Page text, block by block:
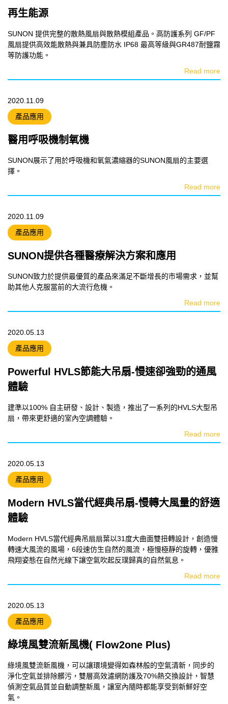
再生能源
SUNON 提供完整的散熱風扇與散熱模組產品。高防護系列 GF/PF
風扇提供高效能散熱與兼具防塵防水 IP68 最高等級與GR487耐鹽霧
等防護功能。
Read more
2020.11.09
產品應用
醫用呼吸機制氧機
SUNON展示了用於呼吸機和氧氣濃縮器的SUNON風扇的主要選
擇。
Read more
2020.11.09
產品應用
SUNON提供各種醫療解決方案和應用
SUNON致力於提供最優質的產品來滿足不斷增長的市場需求，並幫
助其他人克服當前的大流行危機。
Read more
2020.05.13
產品應用
Powerful HVLS節能大吊扇-慢速卻強勁的通風
體驗
建準以100% 自主研發、設計、製造，推出了一系列的HVLS大型吊
扇，帶來更舒適的室內空調體驗。
Read more
2020.05.13
產品應用
Modern HVLS當代經典吊扇-慢轉大風量的舒適
體驗
Modern HVLS當代經典吊扇扇葉以31度大曲面雙扭轉設計，創造慢
轉速大風流的風場，6段速仿生自然的風流，極慢極靜的旋轉，優雅
飛翔姿態在自然光線下讓空氣吹起反璞歸真的自然氣息。
Read more
2020.05.13
產品應用
綠境風雙流新風機( Flow2one Plus)
綠境風雙流新風機，可以讓環境變得如森林般的空氣清新，同步的
淨化空氣並排除髒污，雙層高效濾網防護及70%熱交換設計，智慧
偵測空氣品質並自動調整新風，讓室內隨時都能享受到新鮮好空
氣。